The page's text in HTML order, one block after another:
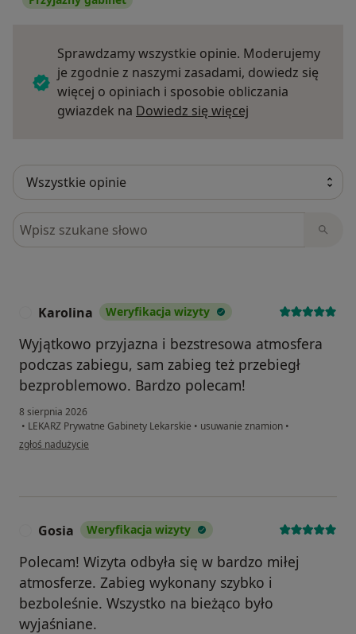
Sprawdzamy wszystkie opinie. Moderujemy
je zgodnie z naszymi zasadami, dowiedz się
więcej o opiniach i sposobie obliczania
gwiazdek na Dowiedz się więcej
Szukaj w opiniach
Karolina Weryfikacja wizyty
Wyjątkowo przyjazna i bezstresowa atmosfera
podczas zabiegu, sam zabieg też przebiegł
bezproblemowo. Bardzo polecam!
8 sierpnia 2026
• LEKARZ Prywatne Gabinety Lekarskie • usuwanie znamion •
w opinii użytkownika Karolina
zgłoś nadużycie
Gosia Weryfikacja wizyty
Polecam! Wizyta odbyła się w bardzo miłej
atmosferze. Zabieg wykonany szybko i
bezboleśnie. Wszystko na bieżąco było
wyjaśniane.